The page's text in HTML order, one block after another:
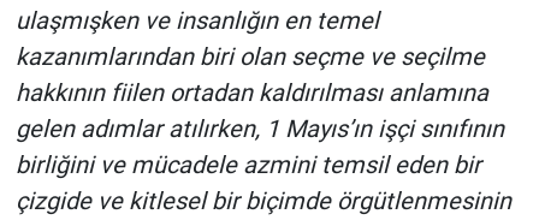
ulaşmışken ve insanlığın en temel
kazanımlarından biri olan seçme ve seçilme
hakkının fiilen ortadan kaldırılması anlamına
gelen adımlar atılırken, 1 Mayıs’ın işçi sınıfının
birliğini ve mücadele azmini temsil eden bir
çizgide ve kitlesel bir biçimde örgütlenmesinin